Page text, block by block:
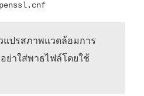
แปรสภาพแวดล้อมการ
ย่าใส่พาธไฟล์โดยใช้